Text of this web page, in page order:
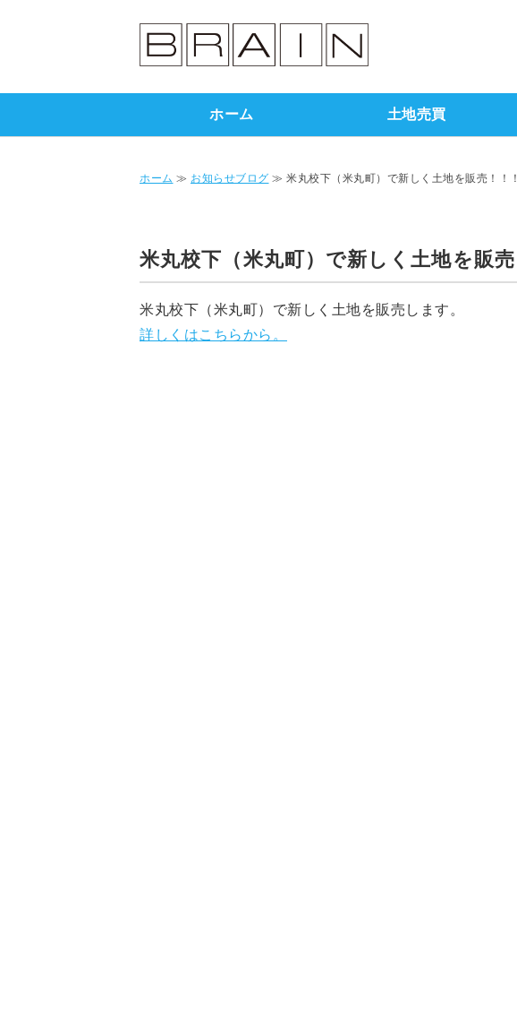
ホーム 土地売買
ホーム ≫ お知らせブログ ≫ 米丸校下（米丸町）で新しく土地を販売！！
米丸校下（米丸町）で新しく土地を販売
米丸校下（米丸町）で新しく土地を販売します。
詳しくはこちらから。